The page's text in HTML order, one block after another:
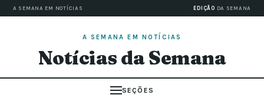
A SEMANA EM NOTÍCIAS EDIÇÃO DA SEMANA
A SEMANA EM NOTÍCIAS
Notícias da Semana
SEÇÕES